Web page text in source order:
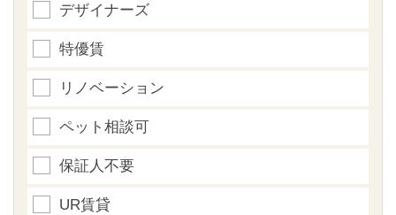
デザイナーズ
特優賃
リノベーション
ペット相談可
保証人不要
UR賃貸